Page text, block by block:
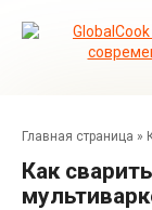
Главная страница »
Как сварить геркулесовую кашу в